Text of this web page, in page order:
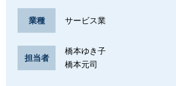
業種 サービス業
担当者
橋本ゆき子
橋本元司